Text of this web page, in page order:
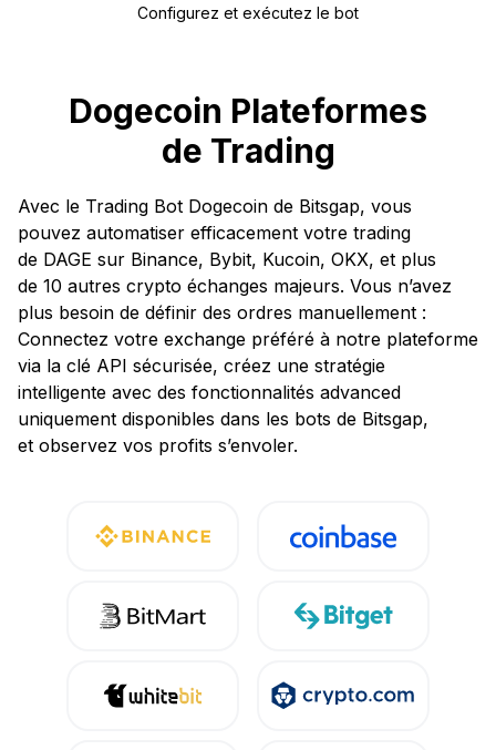
Configurez et exécutez le bot
Dogecoin Plateformes
de Trading
Avec le Trading Bot Dogecoin de Bitsgap, vous
pouvez automatiser efficacement votre trading
de DAGE sur Binance, Bybit, Kucoin, OKX, et plus
de 10 autres crypto échanges majeurs. Vous n’avez
plus besoin de définir des ordres manuellement :
Connectez votre exchange préféré à notre plateforme
via la clé API sécurisée, créez une stratégie
intelligente avec des fonctionnalités advanced
uniquement disponibles dans les bots de Bitsgap,
et observez vos profits s’envoler.